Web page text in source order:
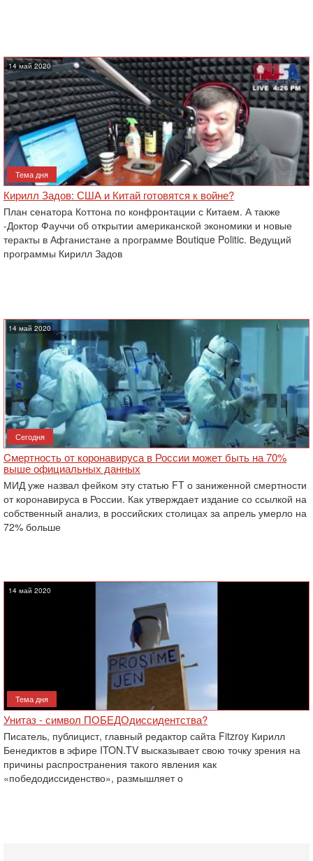
14 май 2020
Тема дня
Кирилл Задов: США и Китай готовятся к войне?
План сенатора Коттона по конфронтации с Китаем. А также
-Доктор Фауччи об открытии американской экономики и новые
теракты в Афганистане а программе Boutique Politic. Ведущий
программы Кирилл Задов
14 май 2020
Сегодня
Cмертность от коронавируса в России может быть на 70%
выше официальных данных
МИД уже назвал фейком эту статью FT о заниженной смертности
от коронавируса в России. Как утверждает издание со ссылкой на
собственный анализ, в российских столицах за апрель умерло на
72% больше
14 май 2020
Тема дня
Унитаз - символ ПОБЕДОдиссидентства?
Писатель, публицист, главный редактор сайта Fitzroy Кирилл
Бенедиктов в эфире ITON.TV высказывает свою точку зрения на
причины распространения такого явления как
«победодиссиденство», размышляет о